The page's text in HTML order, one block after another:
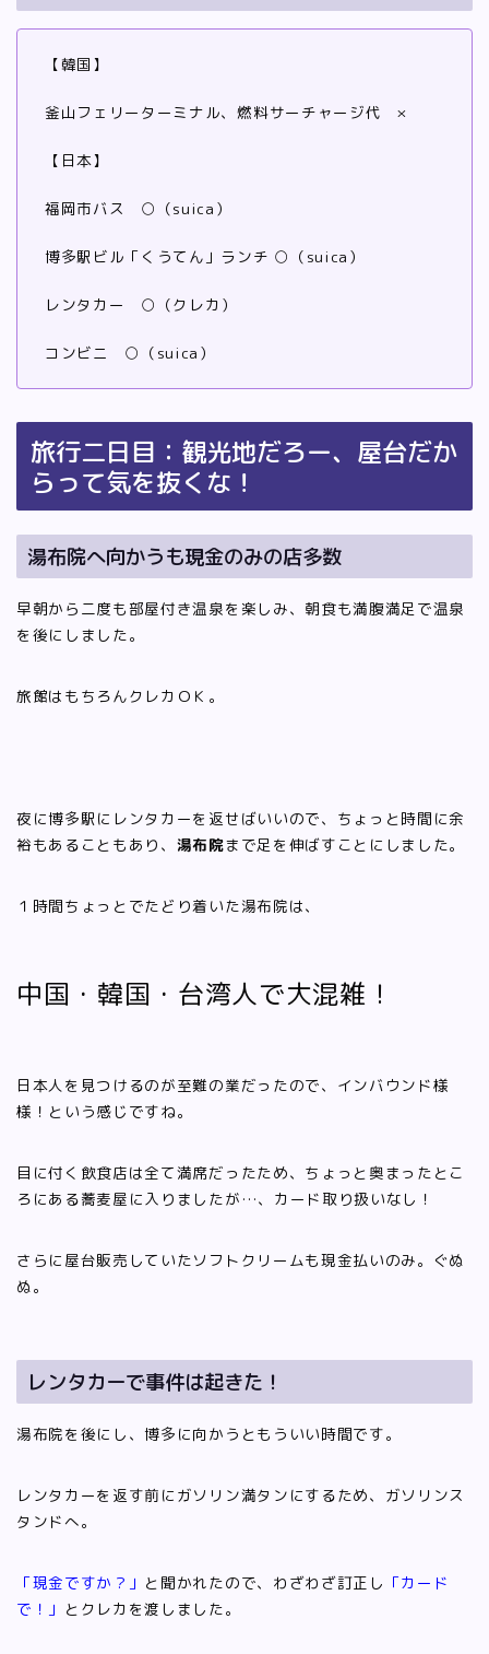
【韓国】
釜山フェリーターミナル、燃料サーチャージ代 ×
【日本】
福岡市バス ○（suica）
博多駅ビル「くうてん」ランチ ○（suica）
レンタカー ○（クレカ）
コンビニ ○（suica）
旅行二日目：観光地だろー、屋台だか
らって気を抜くな！
湯布院へ向かうも現金のみの店多数
早朝から二度も部屋付き温泉を楽しみ、朝食も満腹満足で温泉
を後にしました。
旅館はもちろんクレカＯＫ。
夜に博多駅にレンタカーを返せばいいので、ちょっと時間に余
裕もあることもあり、 湯布院まで足を伸ばすことにしました。
１時間ちょっとでたどり着いた湯布院は、
中国・韓国・台湾人で大混雑！
日本人を見つけるのが至難の業だったので、インバウンド様
様！という感じですね。
目に付く飲食店は全て満席だったため、ちょっと奥まったとこ
ろにある蕎麦屋に入りましたが…、カード取り扱いなし！
さらに屋台販売していたソフトクリームも現金払いのみ。ぐぬ
ぬ。
レンタカーで事件は起きた！
湯布院を後にし、博多に向かうともういい時間です。
レンタカーを返す前にガソリン満タンにするため、ガソリンス
タンドへ。
「現金ですか？」 と聞かれたので、わざわざ訂正し 「カード
で！」 とクレカを渡しました。